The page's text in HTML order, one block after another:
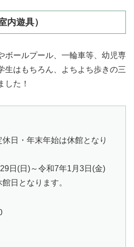
内遊具）
ボールプール、一輪車等、幼児専
生はもちろん、よちよち歩きの三
した！
日・年末年始は休館となり
日(日)～令和7年1月3日(金)
日となります。